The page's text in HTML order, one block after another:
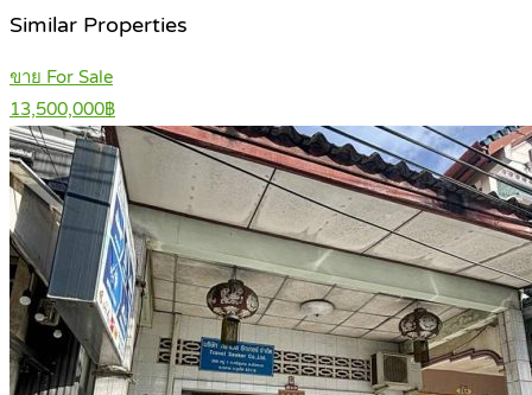
Similar Properties
ขาย For Sale
13,500,000฿